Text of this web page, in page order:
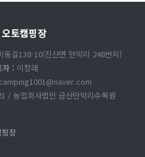
토캠핑장
동길138-10(진산면 만악리 248번지)
자 : 이창래
camping1001@naver.com
/ 농업회사법인 금산만악리수목원
장